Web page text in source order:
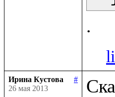
Ирина Кустова
#
26 мая 2013